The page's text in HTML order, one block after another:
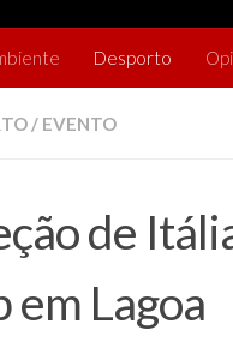
Desporto
/ EVENTO
de
em Lagoa